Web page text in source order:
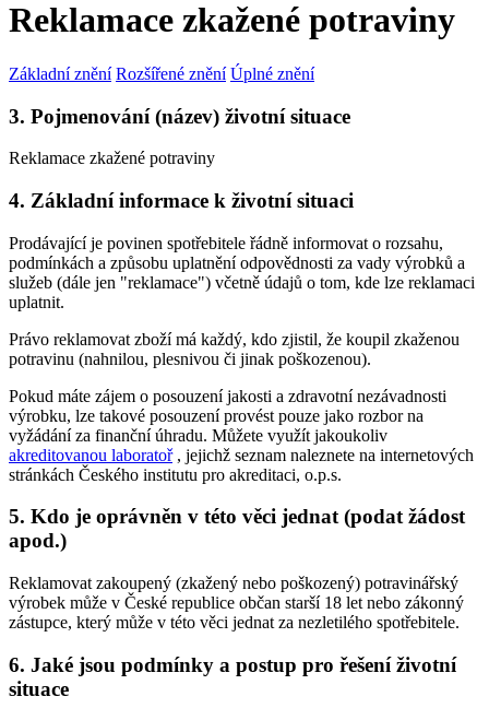
Reklamace zkažené potraviny
Základní znění Rozšířené znění Úplné znění
3. Pojmenování (název) životní situace
Reklamace zkažené potraviny
4. Základní informace k životní situaci
Prodávající je povinen spotřebitele řádně informovat o rozsahu,
podmínkách a způsobu uplatnění odpovědnosti za vady výrobků a
služeb (dále jen "reklamace") včetně údajů o tom, kde lze reklamaci
uplatnit.
Právo reklamovat zboží má každý, kdo zjistil, že koupil zkaženou
potravinu (nahnilou, plesnivou či jinak poškozenou).
Pokud máte zájem o posouzení jakosti a zdravotní nezávadnosti
výrobku, lze takové posouzení provést pouze jako rozbor na
vyžádání za finanční úhradu. Můžete využít jakoukoliv
akreditovanou laboratoř, jejichž seznam naleznete na internetových
stránkách Českého institutu pro akreditaci, o.p.s.
5. Kdo je oprávněn v této věci jednat (podat žádost
apod.)
Reklamovat zakoupený (zkažený nebo poškozený) potravinářský
výrobek může v České republice občan starší 18 let nebo zákonný
zástupce, který může v této věci jednat za nezletilého spotřebitele.
6. Jaké jsou podmínky a postup pro řešení životní
situace